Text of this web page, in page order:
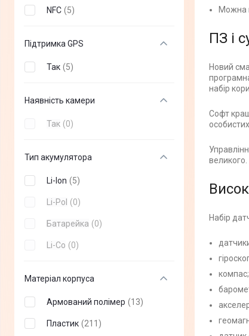
NFC (5)
Підтримка GPS
Так (5)
Наявність камери
Так (0)
Тип акумулятора
Li-Ion (5)
Li-Pol (0)
Батарейка (0)
Li-Co (0)
Матеріал корпуса
Армований полімер (13)
Пластик (211 )
Можна
ПЗ і
Новий
набір
Софт
Набір
компас;